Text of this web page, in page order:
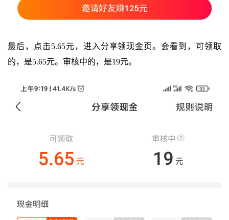
最后，点击5.65元，进入分享领现金页。会看到，可领取
的，是5.65元。审核中的，是19元。